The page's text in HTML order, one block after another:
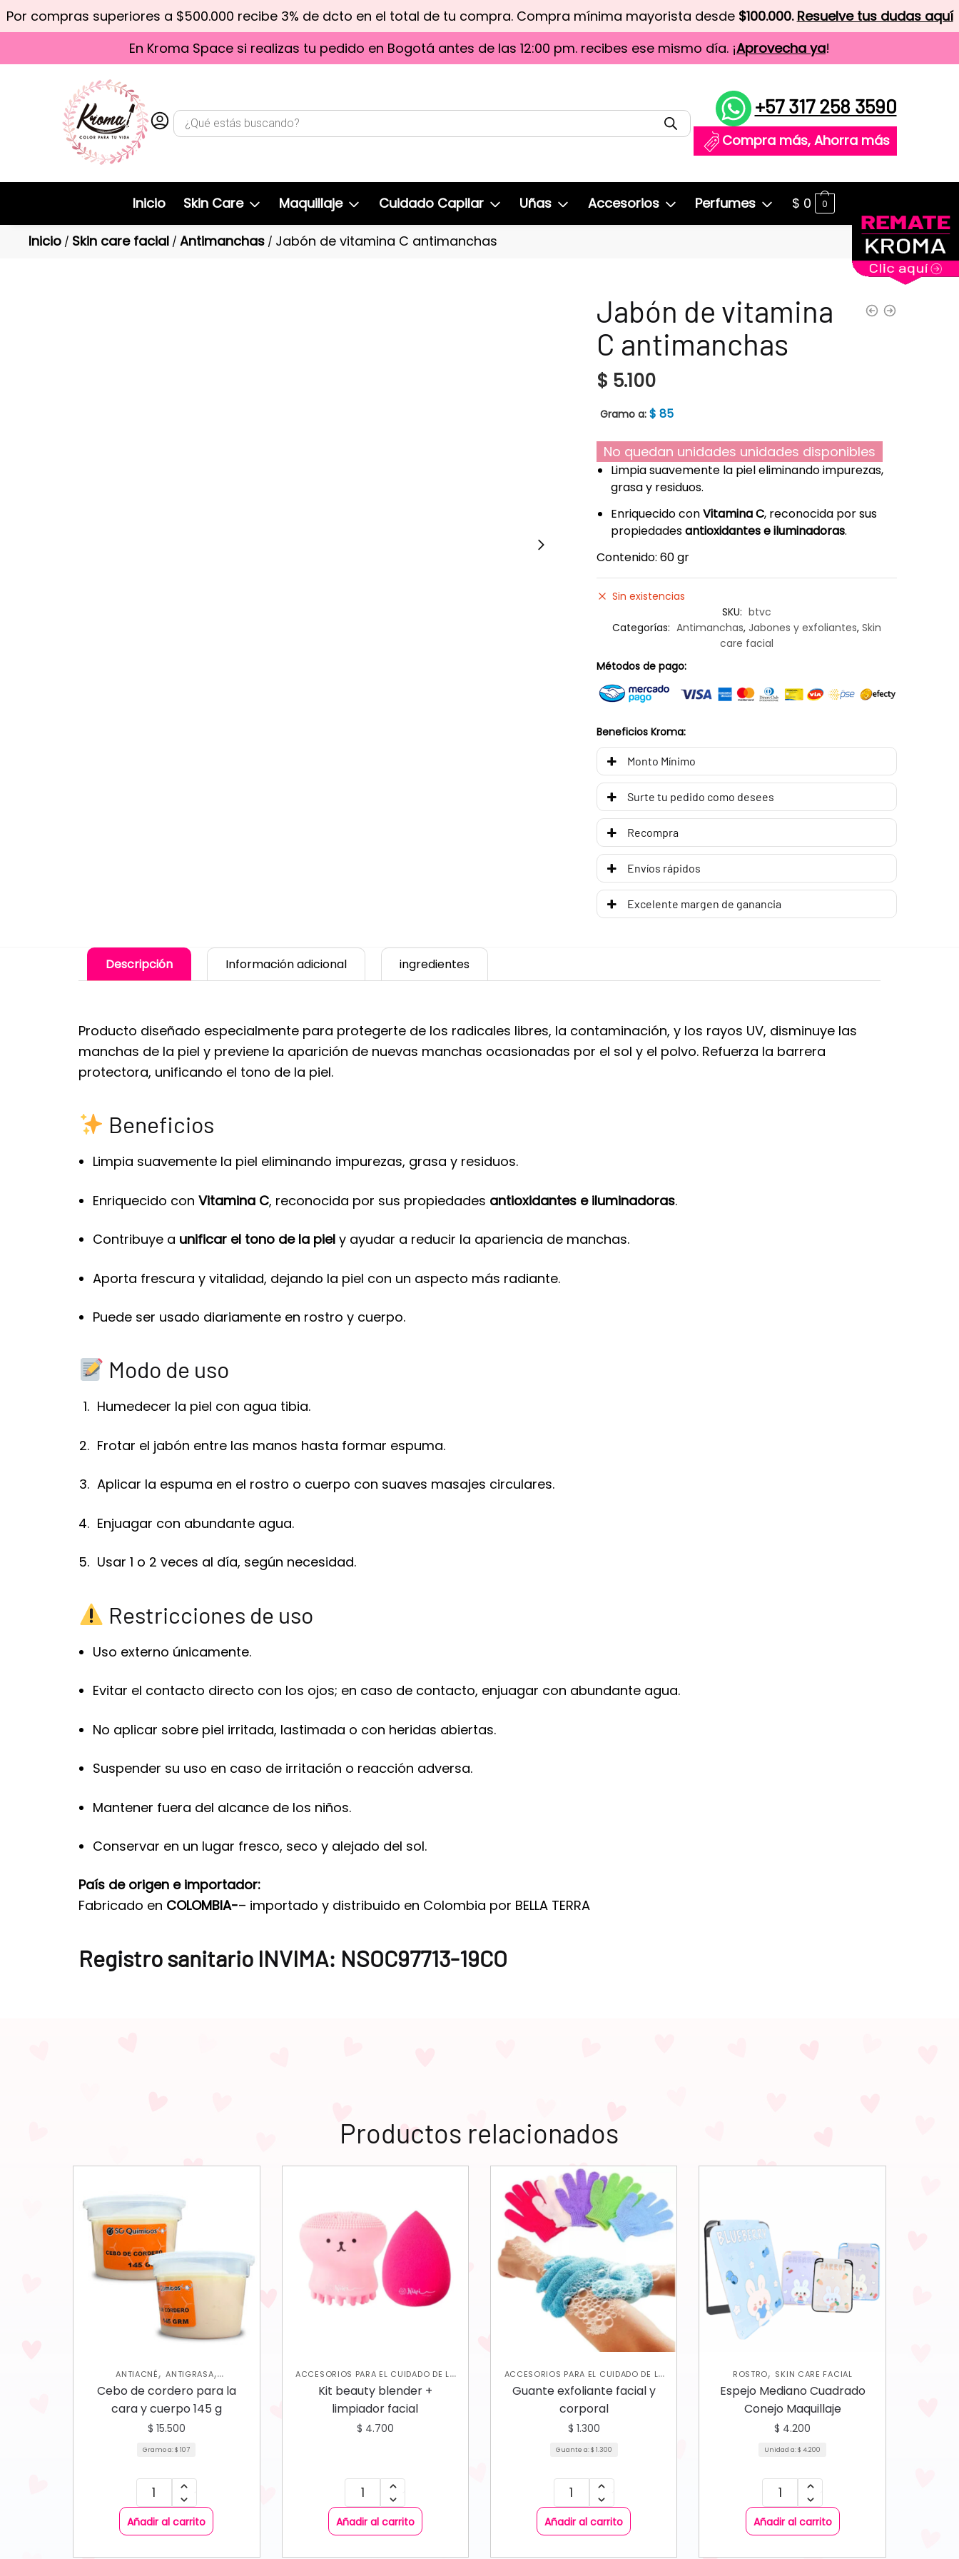
Por compras superiores a $500.000 recibe 3% de dcto en el total de tu compra. Compra mínima mayorista desde $100.000. Resuelve tus dudas aquí
En Kroma Space si realizas tu pedido en Bogotá antes de las 12:00 pm. recibes ese mismo día. ¡Aprovecha ya!
+57 317 258 3590
Compra más, Ahorra más
Inicio Skin Care Maquillaje Cuidado Capilar Uñas Accesorios Perfumes $ 0 0
Inicio / Skin care facial / Antimanchas / Jabón de vitamina C antimanchas
Jabón de vitamina
C antimanchas
$ 5.100
Gramo a: $ 85
No quedan unidades unidades disponibles
Limpia suavemente la piel eliminando impurezas,
grasa y residuos.
Enriquecido conVitamina C, reconocida por sus
propiedadesantioxidantes e iluminadoras.
Contenido: 60 gr
Sin existencias
SKU: btvc
Categorías: Antimanchas, Jabones y exfoliantes, Skin
care facial
Métodos de pago:
Beneficios Kroma:
Monto Mínimo
Surte tu pedido como desees
Recompra
Envíos rápidos
Excelente margen de ganancia
Descripción Información adicional ingredientes
Producto diseñado especialmente para protegerte de los radicales libres, la contaminación, y los rayos UV, disminuye las
manchas de la piel y previene la aparición de nuevas manchas ocasionadas por el sol y el polvo. Refuerza la barrera
protectora, unificando el tono de la piel.
Beneficios
Limpia suavemente la piel eliminando impurezas, grasa y residuos.
Enriquecido con Vitamina C, reconocida por sus propiedades antioxidantes e iluminadoras.
Contribuye a unificar el tono de la piely ayudar a reducir la apariencia de manchas.
Aporta frescura y vitalidad, dejando la piel con un aspecto más radiante.
Puede ser usado diariamente en rostro y cuerpo.
Modo de uso
Humedecer la piel con agua tibia.
Frotar el jabón entre las manos hasta formar espuma.
Aplicar la espuma en el rostro o cuerpo con suaves masajes circulares.
Enjuagar con abundante agua.
Usar 1 o 2 veces al día, según necesidad.
Restricciones de uso
Uso externo únicamente.
Evitar el contacto directo con los ojos; en caso de contacto, enjuagar con abundante agua.
No aplicar sobre piel irritada, lastimada o con heridas abiertas.
Suspender su uso en caso de irritación o reacción adversa.
Mantener fuera del alcance de los niños.
Conservar en un lugar fresco, seco y alejado del sol.
País de origen e importador:
Fabricado en COLOMBIA-– importado y distribuido en Colombia por BELLA TERRA
Registro sanitario INVIMA: NSOC97713-19CO
Productos relacionados
ANTIACNÉ,ANTIGRASA,
ANTIMANCHAS,ANTIMANCHAS
, ,
FACIAL
Cebo de cordero para la
cara y cuerpo 145 g
$ 15.500
Gramo a:$ 107
Añadir al carrito
ACCESORIOS PARA EL CUIDADO DE LA
PIEL ,BROCHAS,JABONES Y
, SKIN CARE FACIAL
Kit beauty blender +
limpiador facial
$ 4.700
Añadir al carrito
ACCESORIOS PARA EL CUIDADO DE LA
PIEL,EXFOLIANTES CORPORALES,
, SKIN CARE
CORPORAL,SKIN CARE FACIAL
Guante exfoliante facial y
corporal
$ 1.300
Guante a:$ 1.300
Añadir al carrito
ROSTRO, SKIN CARE FACIAL
Espejo Mediano Cuadrado
Conejo Maquillaje
$ 4.200
Unidad a:$ 4.200
Añadir al carrito